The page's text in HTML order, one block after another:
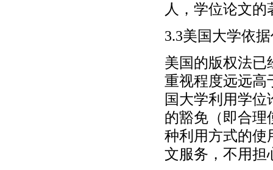
人，学位论文
3.3美国大学依
美国的版权法已
重视程度远远高
国大学利用学
的豁免（即合理
种利用方式的使
文服务，不用担